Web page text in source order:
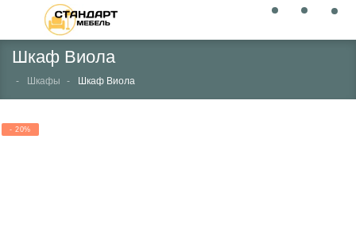
Шкаф Виола
Шкафы Шкаф Виола
- 20%